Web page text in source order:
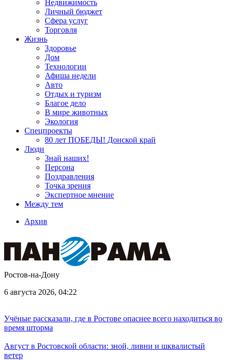
Недвижимость
Личный бюджет
Сфера услуг
Торговля
Жизнь
Здоровье
Дом
Технологии
Афиша недели
Авто
Отдых и туризм
Благое дело
В мире животных
Экология
Спецпроекты
80 лет ПОБЕДЫ! Донской край
Люди
Знай наших!
Персона
Поздравления
Точка зрения
Экспертное мнение
Между тем
Архив
Ростов-на-Дону
6 августа 2026, 04:22
Учёные рассказали, где в Ростове опаснее всего находиться во
время шторма
Август в Ростовской области: зной, ливни и шквалистый
ветер